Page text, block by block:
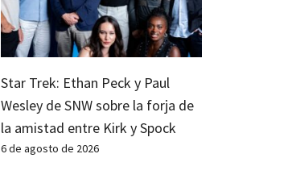
Star Trek: Ethan Peck y Paul
Wesley de SNW sobre la forja de
la amistad entre Kirk y Spock
6 de agosto de 2026